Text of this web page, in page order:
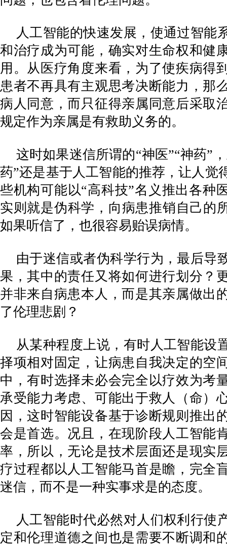
人工智能的快速发展，使通过智能
和治疗成为可能，确实对生命权和健
用。从医疗角度来看，为了使疾病得
患者不再具有主观思考决断能力，那
病人同意，而只征得亲属同意后采取
规定作为亲属是有救助义务的。
这时如果迷信所谓的“神医”“神药”
药”还是基于人工智能的推荐，让人觉
些机构可能以“高科技”名义推出各种
实则就是伪科学，向病患推销自己的
如果听信了，也很容易贻误病情。
由于迷信或者伪科学行为，最后导
果，其中的责任又将如何进行划分？
并非来自病患本人，而是其亲属做出
了伦理悲剧？
从某种程度上说，有时人工智能设
择项相对固定，让病患自我决定的空
中，有时选择未必会完全以疗效为考
承受能力考虑、可能出于救人（命）
因，这时智能设备基于诊断规则推出
会是首选。况且，在现阶段人工智能
率，所以，无论是技术层面还是现实
疗过程都以人工智能马首是瞻，完全
迷信，而不是一种实事求是的态度。
人工智能时代必然对人们权利行使
定和伦理道德之间也是需要不断调和